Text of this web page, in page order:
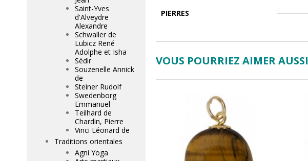
PIERRES
VOUS POURRIEZ AIMER AUSSI
Saint-Yves
d'Alveydre
Alexandre
Schwaller de
Lubicz René
Adolphe et Isha
Sédir
Souzenelle Annick
de
Steiner Rudolf
Swedenborg
Emmanuel
Teilhard de
Chardin, Pierre
Vinci Léonard de
Traditions orientales
Agni Yoga